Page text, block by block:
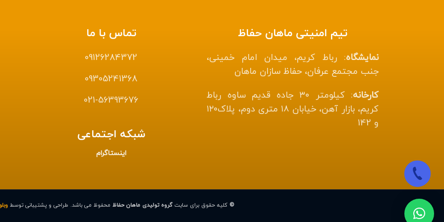
تیم امنیتی ماهان حفاظ
نمایشگاه: رباط کریم، میدان امام خمینی،
جنب مجتمع عرفان، حفاظ سازان ماهان
کارخانه
: کیلومتر ۳۰ جاده قدیم ساوه رباط
کریم، بازار آهن، خیابان ۱۸ متری دوم، پلاک۱۲۰
و 142
تماس با ما
09126284372
09305241368
021-56393676
شبکه اجتماعی
اینستاگرام
© کلیه حقوق برای سایتگروه تولیدی ماهان حفاظ محفوظ می باشد. طراحی و پشتیبانی توسط